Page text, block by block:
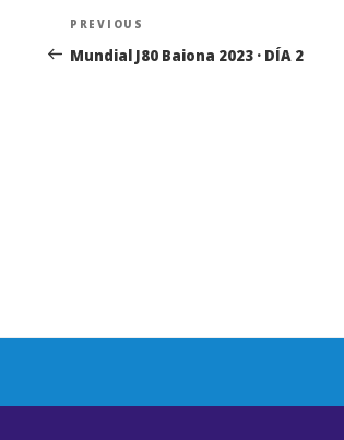
Navegación
de
Previous
Post
PREVIOUS
Mundial J80 Baiona 2023 · DÍA 2